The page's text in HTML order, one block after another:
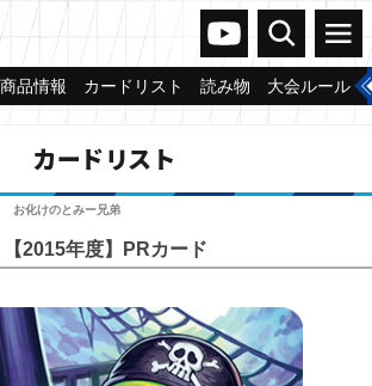
ヴァンガードch
検索 メニュー
商品情報 カードリスト 読み物 大会ルール
カードリスト
お化けのとみー兄弟
【2015年度】PRカード